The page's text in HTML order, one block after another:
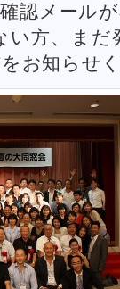
認メール
い方、ま
お知らせ